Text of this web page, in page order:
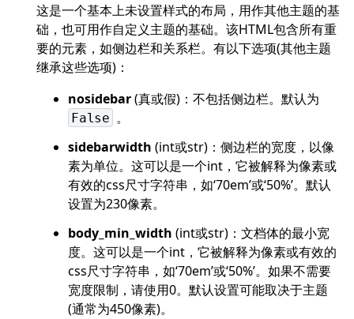
这是一个基本上未设置样式的布局，用作其他主题的基
础，也可用作自定义主题的基础。该HTML包含所有重
要的元素，如侧边栏和关系栏。有以下选项(其他主题
继承这些选项)：
nosidebar(真或假)：不包括侧边栏。默认为
False 。
sidebarwidth (int或str)：侧边栏的宽度，以像
素为单位。这可以是一个int，它被解释为像素或
有效的css尺寸字符串，如‘70em’或‘50%’。默认
设置为230像素。
body_min_width (int或str)：文档体的最小宽
度。这可以是一个int，它被解释为像素或有效的
css尺寸字符串，如‘70em’或‘50%’。如果不需要
宽度限制，请使用0。默认设置可能取决于主题
(通常为450像素)。